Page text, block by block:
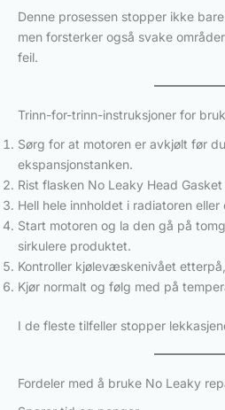
Denne prosessen stopper ikke
men forsterker også svake
feil.
Trinn-for-trinn-instruksjoner for bruk
Sørg for at motoren er avkjølt før
ekspansjonstanken.
Rist flasken No Leaky Head
Hell hele innholdet i radiatoren
Start motoren og la den gå på
sirkulere produktet.
Kontroller kjølevæskenivået
Kjør normalt og følg med på
I de fleste tilfeller stopper
Fordeler med å bruke No Leaky